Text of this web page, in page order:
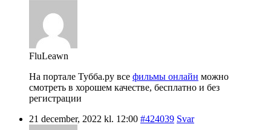
FluLeawn
На портале Тубба.ру все фильмы онлайн можно
смотреть в хорошем качестве, бесплатно и без
регистрации
21 december, 2022 kl. 12:00 #424039 Svar